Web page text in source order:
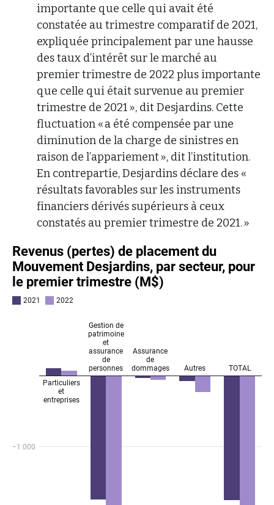
importante que celle qui avait été
constatée au trimestre comparatif de 2021,
expliquée principalement par une hausse
des taux d’intérêt sur le marché au
premier trimestre de 2022 plus importante
que celle qui était survenue au premier
trimestre de 2021 », dit Desjardins. Cette
fluctuation « a été compensée par une
diminution de la charge de sinistres en
raison de l’appariement », dit l’institution.
En contrepartie, Desjardins déclare des «
résultats favorables sur les instruments
financiers dérivés supérieurs à ceux
constatés au premier trimestre de 2021. »